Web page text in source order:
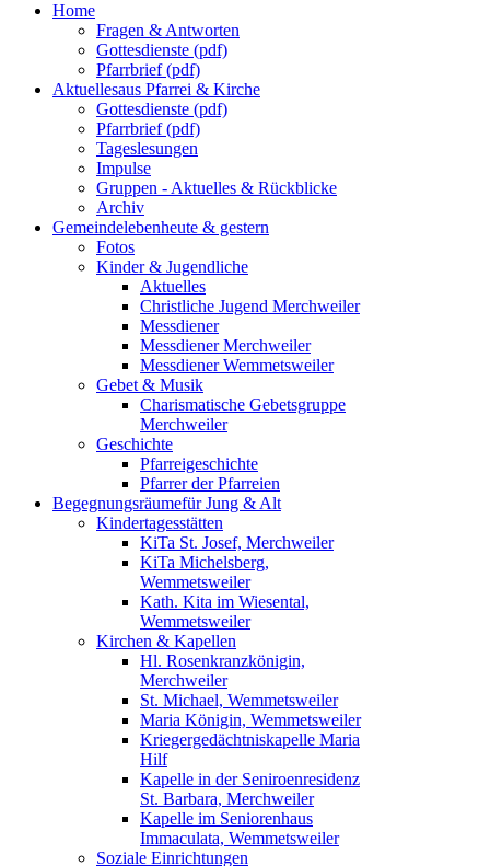
Home
Fragen & Antworten
Gottesdienste (pdf)
Pfarrbrief (pdf)
Aktuellesaus Pfarrei & Kirche
Gottesdienste (pdf)
Pfarrbrief (pdf)
Tageslesungen
Impulse
Gruppen - Aktuelles & Rückblicke
Archiv
Gemeindelebenheute & gestern
Fotos
Kinder & Jugendliche
Aktuelles
Christliche Jugend Merchweiler
Messdiener
Messdiener Merchweiler
Messdiener Wemmetsweiler
Gebet & Musik
Charismatische Gebetsgruppe
Merchweiler
Geschichte
Pfarreigeschichte
Pfarrer der Pfarreien
Begegnungsräumefür Jung & Alt
Kindertagesstätten
KiTa St. Josef, Merchweiler
KiTa Michelsberg,
Wemmetsweiler
Kath. Kita im Wiesental,
Wemmetsweiler
Kirchen & Kapellen
Hl. Rosenkranzkönigin,
Merchweiler
St. Michael, Wemmetsweiler
Maria Königin, Wemmetsweiler
Kriegergedächtniskapelle Maria
Hilf
Kapelle in der Seniroenresidenz
St. Barbara, Merchweiler
Kapelle im Seniorenhaus
Immaculata, Wemmetsweiler
Soziale Einrichtungen